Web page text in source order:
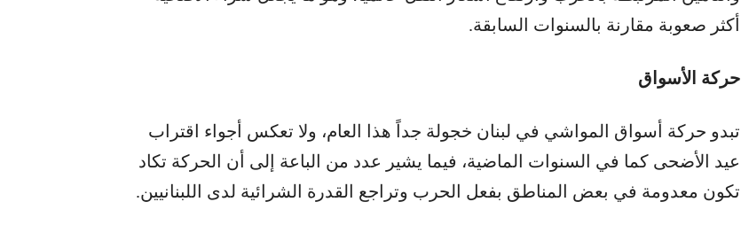
أكثر صعوبة مقارنة بالسنوات السابقة.
حركة الأسواق
تبدو حركة أسواق المواشي في لبنان خجولة جداً هذا العام، ولا تعكس أجواء اقتراب
عيد الأضحى كما في السنوات الماضية، فيما يشير عدد من الباعة إلى أن الحركة تكاد
تكون معدومة في بعض المناطق بفعل الحرب وتراجع القدرة الشرائية لدى اللبنانيين.